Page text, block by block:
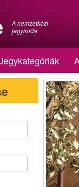
A nemzetközi
jegyiroda